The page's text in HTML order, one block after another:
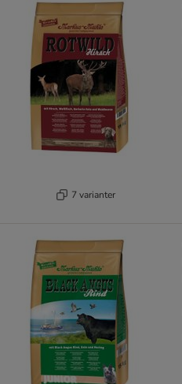
7 varianter